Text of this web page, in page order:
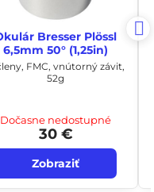
Bresser Plössl
6,5mm 50° (1,25in)
FMC, vnútorný závit,
52g
Dočasne nedostupné
30 €
Zobraziť